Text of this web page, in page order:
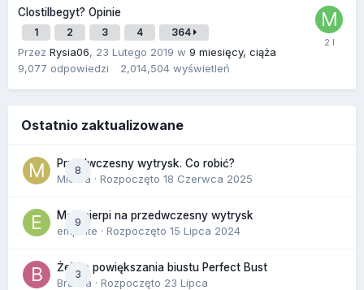
Clostilbegyt? Opinie
1 2 3 4 364
Przez Rysia06, 23 Lutego 2019 w 9 miesięcy, ciąża
9,077 odpowiedzi 2,014,504 wyświetleń
Ostatnio zaktualizowane
8
Przedwczesny wytrysk. Co robić?
Miekra · Rozpoczęto 18 Czerwca 2025
9
Mąż cierpi na przedwczesny wytrysk
empelte · Rozpoczęto 15 Lipca 2024
3
Żel do powiększania biustu Perfect Bust
Bravva · Rozpoczęto 23 Lipca